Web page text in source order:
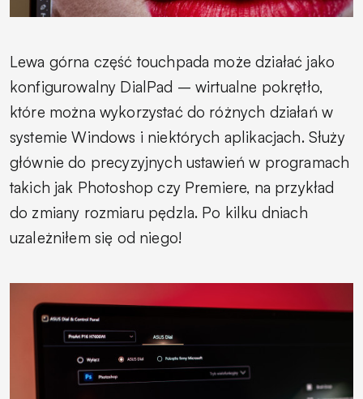
Lewa górna część touchpada może działać jako
konfigurowalny DialPad – wirtualne pokrętło,
które można wykorzystać do różnych działań w
systemie Windows i niektórych aplikacjach. Służy
głównie do precyzyjnych ustawień w programach
takich jak Photoshop czy Premiere, na przykład
do zmiany rozmiaru pędzla. Po kilku dniach
uzależniłem się od niego!